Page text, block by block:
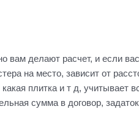
вам делают расчет, и если
на место, зависит от
плитка и т д, учитывает
сумма в договор,